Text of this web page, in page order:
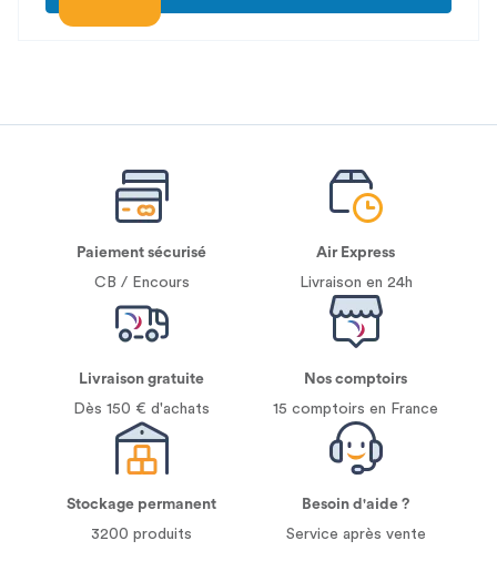
Paiement sécurisé
CB / Encours
Air Express
Livraison en 24h
Livraison gratuite
Dès 150 € d'achats
Nos comptoirs
15 comptoirs en France
Stockage permanent
3200 produits
Besoin d'aide ?
Service après vente